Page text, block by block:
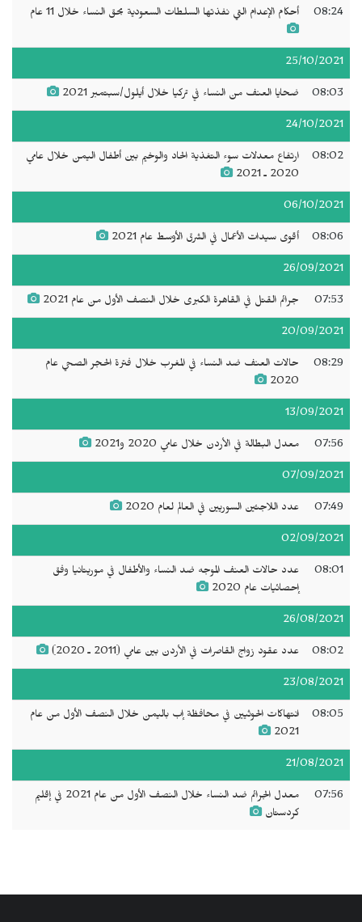
08:24 أحكام الإعدام التي نفذتها السلطات السعودية بحق النساء خلال 11 عام
25/10/2021
08:03 ضحايا العنف من النساء في تركيا خلال أيلول/سبتمبر 2021
24/10/2021
08:02
ارتفاع معدلات سوء التغذية الحاد والوخيم بين أطفال اليمن خلال عامي
2020 ـ 2021
06/10/2021
08:06 أقوى سيدات الأعمال في الشرق الأوسط عام 2021
26/09/2021
07:53 جرائم القتل في القاهرة الكبرى خلال النصف الأول من عام 2021
20/09/2021
08:29
حالات العنف ضد النساء في المغرب خلال فترة الحجر الصحي عام
2020
13/09/2021
07:56 معدل البطالة في الأردن خلال عامي 2020 و2021
07/09/2021
07:49 عدد اللاجئين السوريين في العالم لعام 2020
02/09/2021
08:01
عدد حالات العنف الموجه ضد النساء والأطفال في موريتانيا وفق
إحصائيات عام 2020
26/08/2021
08:02 عدد عقود زواج القاصرات في الأردن بين عامي (2011 ـ 2020)
23/08/2021
08:05
انتهاكات الحوثيين في محافظة إب باليمن خلال النصف الأول من عام
2021
21/08/2021
07:56
معدل الجرائم ضد النساء خلال النصف الأول من عام 2021 في إقليم
كردستان